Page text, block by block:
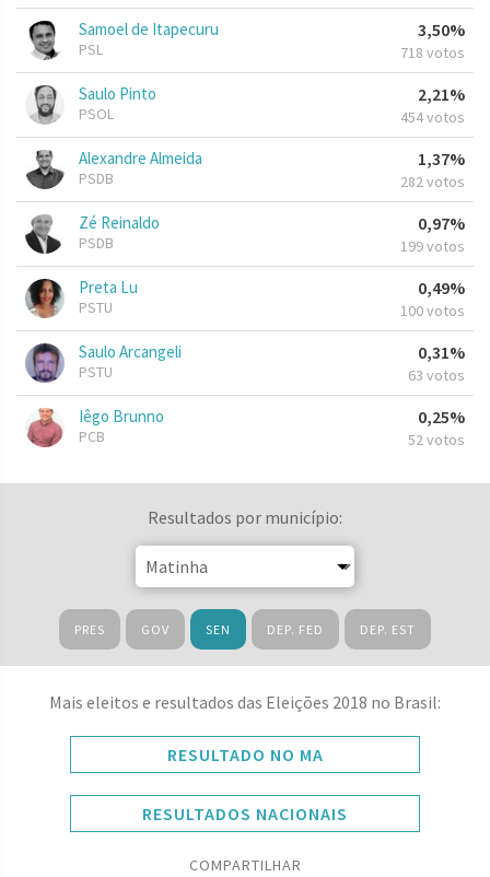
Samoel de Itapecuru
PSL
3,50%
718 votos
Saulo Pinto
PSOL
2,21%
454 votos
Alexandre Almeida
PSDB
1,37%
282 votos
Zé Reinaldo
PSDB
0,97%
199 votos
Preta Lu
PSTU
0,49%
100 votos
Saulo Arcangeli
PSTU
0,31%
63 votos
Iêgo Brunno
PCB
0,25%
52 votos
Resultados por município:
PRES GOV SEN DEP. FED DEP. EST
Mais eleitos e resultados das Eleições 2018 no Brasil:
RESULTADO NO MA
RESULTADOS NACIONAIS
COMPARTILHAR